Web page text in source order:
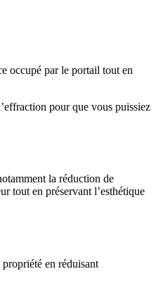
occupé par le portail tout en
pour que vous puissiez
la réduction de
tout en préservant l’esthétique
en réduisant